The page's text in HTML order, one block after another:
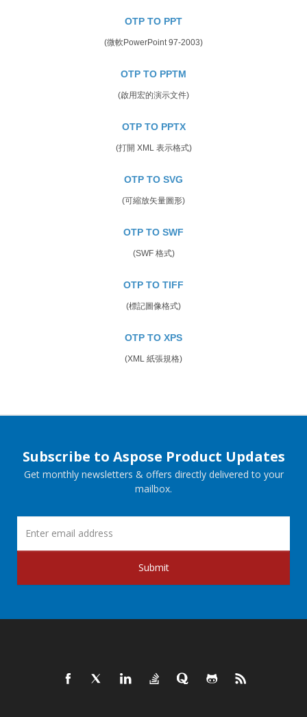
OTP TO PPT
(微軟PowerPoint 97-2003)
OTP TO PPTM
(啟用宏的演示文件)
OTP TO PPTX
(打開 XML 表示格式)
OTP TO SVG
(可縮放矢量圖形)
OTP TO SWF
(SWF 格式)
OTP TO TIFF
(標記圖像格式)
OTP TO XPS
(XML 紙張規格)
Subscribe to Aspose Product Updates
Get monthly newsletters & offers directly delivered to your
mailbox.
Submit